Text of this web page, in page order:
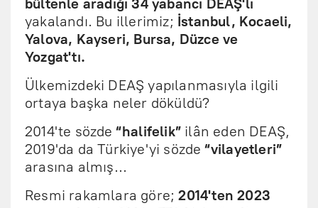
bültenle aradığı 34 yabancı DEAŞ'lı
yakalandı. Bu illerimiz; İstanbul, Kocaeli,
Yalova, Kayseri, Bursa, Düzce ve
Yozgat'tı.
Ülkemizdeki DEAŞ yapılanmasıyla ilgili
ortaya başka neler döküldü?
2014'te sözde“halifelik” ilân eden DEAŞ,
2019'da da Türkiye'yi sözde“vilayetleri”
arasına almış...
Resmi rakamlara göre;2014'ten 2023